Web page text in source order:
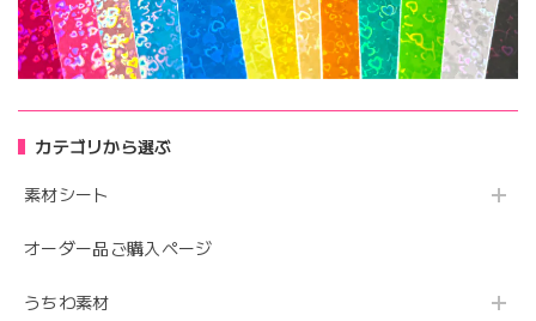
カテゴリから選ぶ
素材シート
オーダー品ご購入ページ
うちわ素材